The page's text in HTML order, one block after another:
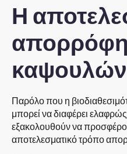
Η
καψουλών
Παρόλο που η
μπορεί να διαφέρει
εξακολουθούν να
αποτελεσματικό τρόπο